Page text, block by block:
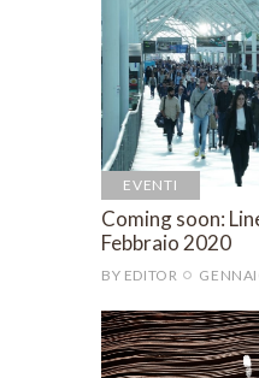
EVENTI
Coming soon:
Febbraio 2020
BY EDITOR